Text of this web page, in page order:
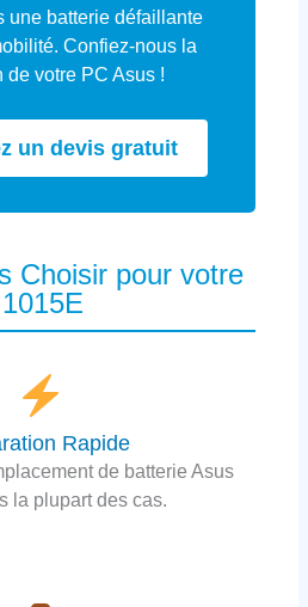
une batterie défaillante
Confiez-nous la
de votre PC Asus !
un devis gratuit
Choisir pour votre
Rapide
de batterie Asus
la plupart des cas.